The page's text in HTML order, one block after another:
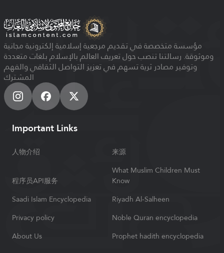
مؤسسة متخصصة في تقديم مرجعية إسلامية إلكترونية مجانية
وموثوقة. رسالتنا تنصب حول تعريف العالم بالإسلام بلغات متعددة
وتوفير مصادر ثرية تسهم في تعزيز التواصل الثقافي والفهم
المشترك
Important Links
人物介绍 来源
程序员API服务
What Muslim Children Must
Know
Saadi Islam Encyclopedia
Riyadh Al-Salheen
Privacy policy
Noble Quran encyclopedia
About Us
Prophet hadith encyclopedia